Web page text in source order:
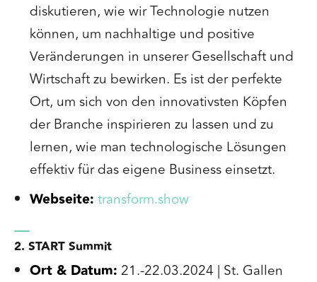
diskutieren, wie wir Technologie nutzen
können, um nachhaltige und positive
Veränderungen in unserer Gesellschaft und
Wirtschaft zu bewirken. Es ist der perfekte
Ort, um sich von den innovativsten Köpfen
der Branche inspirieren zu lassen und zu
lernen, wie man technologische Lösungen
effektiv für das eigene Business einsetzt.
Webseite: transform.show
2. START Summit
Ort & Datum: 21.-22.03.2024 | St. Gallen